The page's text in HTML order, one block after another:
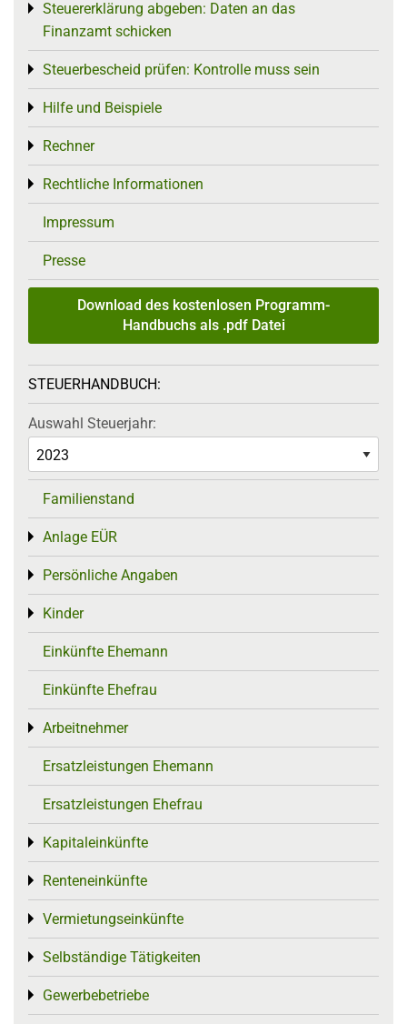
Steuererklärung abgeben: Daten an das
Finanzamt schicken
Toggle menu
Steuerbescheid prüfen: Kontrolle muss sein
Toggle menu
Hilfe und Beispiele
Toggle menu
Rechner
Toggle menu
Rechtliche Informationen
Toggle menu
Impressum
Presse
Download des kostenlosen Programm-
Handbuchs als .pdf Datei
STEUERHANDBUCH:
Auswahl Steuerjahr:
Familienstand
Anlage EÜR
Toggle menu
Persönliche Angaben
Toggle menu
Kinder
Toggle menu
Einkünfte Ehemann
Einkünfte Ehefrau
Arbeitnehmer
Toggle menu
Ersatzleistungen Ehemann
Ersatzleistungen Ehefrau
Kapitaleinkünfte
Toggle menu
Renteneinkünfte
Toggle menu
Vermietungseinkünfte
Toggle menu
Selbständige Tätigkeiten
Toggle menu
Gewerbebetriebe
Toggle menu